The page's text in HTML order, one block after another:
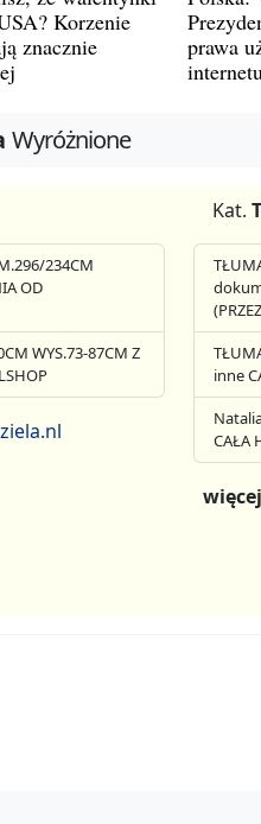
Korzenie
znacznie
prawa
Wyróżnione
234CM
OD
WYS.73-87CM Z
Kat.
inne
CAŁA